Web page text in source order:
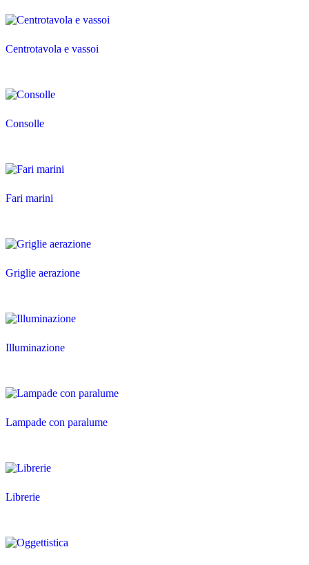
Centrotavola e vassoi
Consolle
Fari marini
Griglie aerazione
Illuminazione
Lampade con paralume
Librerie